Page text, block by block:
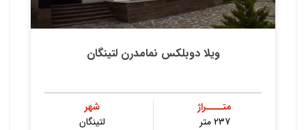
ویلا دوبلکس نمامدرن لتینگان
متــــراژ
237 متر
شهر
لتینگان